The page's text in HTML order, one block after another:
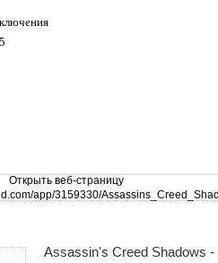
Assassin's Creed Shadows -